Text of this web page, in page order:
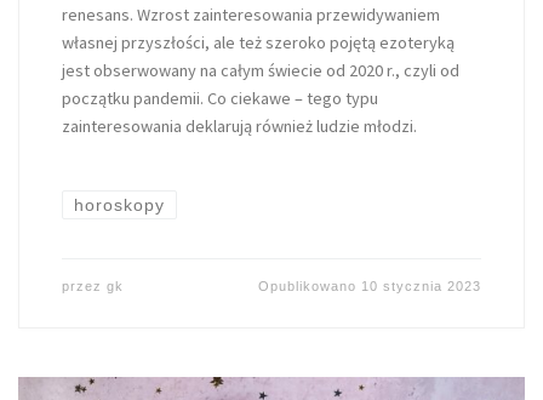
renesans. Wzrost zainteresowania przewidywaniem
własnej przyszłości, ale też szeroko pojętą ezoteryką
jest obserwowany na całym świecie od 2020 r., czyli od
początku pandemii. Co ciekawe – tego typu
zainteresowania deklarują również ludzie młodzi.
horoskopy
przez gk Opublikowano 10 stycznia 2023